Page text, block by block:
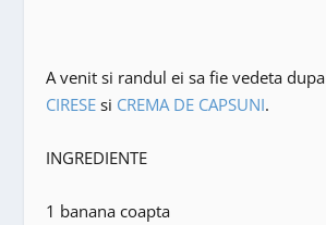
A venit si randul ei sa fie vedeta dupa
CIRESE si CREMA DE CAPSUNI.
INGREDIENTE
1 banana coapta